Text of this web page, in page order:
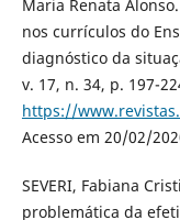
Maria Renata
nos currículos do
diagnóstico da
v. 17, n. 34, p. 197-
https://
Acesso em 20/02/
SEVERI, Fabiana
problemática da